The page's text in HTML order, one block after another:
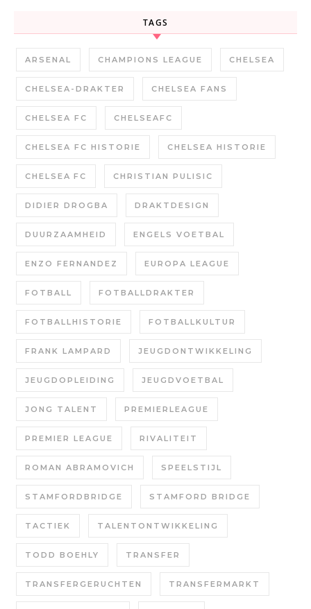
TAGS
ARSENAL CHAMPIONS LEAGUE CHELSEA
CHELSEA-DRAKTER CHELSEA FANS
CHELSEA FC CHELSEAFC
CHELSEA FC HISTORIE CHELSEA HISTORIE
CHELSEA FC CHRISTIAN PULISIC
DIDIER DROGBA DRAKTDESIGN
DUURZAAMHEID ENGELS VOETBAL
ENZO FERNANDEZ EUROPA LEAGUE
FOTBALL FOTBALLDRAKTER
FOTBALLHISTORIE FOTBALLKULTUR
FRANK LAMPARD JEUGDONTWIKKELING
JEUGDOPLEIDING JEUGDVOETBAL
JONG TALENT PREMIERLEAGUE
PREMIER LEAGUE RIVALITEIT
ROMAN ABRAMOVICH SPEELSTIJL
STAMFORDBRIDGE STAMFORD BRIDGE
TACTIEK TALENTONTWIKKELING
TODD BOEHLY TRANSFER
TRANSFERGERUCHTEN TRANSFERMARKT